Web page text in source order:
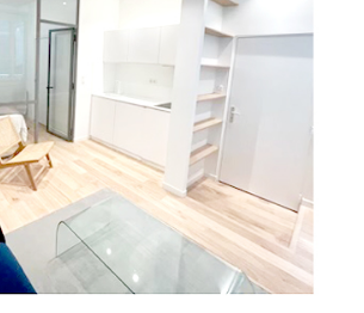
– Rénovation appartement
– A08